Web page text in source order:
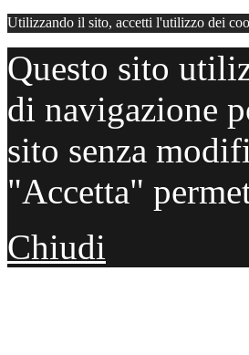
Utilizzando il sito, accetti l'utilizzo dei
Questo sito
di navigazione
sito senza
"Accetta"
Chiudi